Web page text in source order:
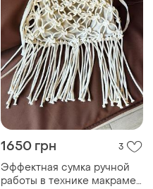
1650 грн 3
Эффектная сумка ручной
работы в технике макраме